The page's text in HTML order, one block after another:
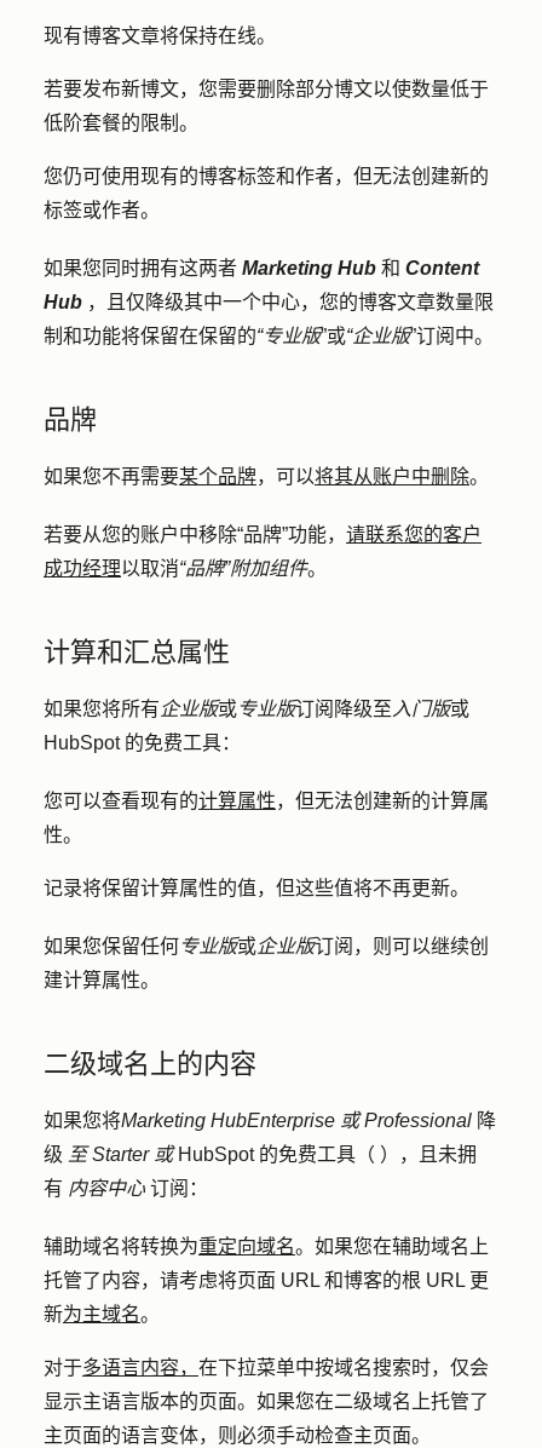
现有博客文章将保持在线。
若要发布新博文，您需要删除部分博文以使数量低于
低阶套餐的限制。
您仍可使用现有的博客标签和作者，但无法创建新的
标签或作者。
如果您同时拥有这两者 Marketing Hub 和 Content
Hub ，且仅降级其中一个中心，您的博客文章数量限
制和功能将保留在保留的“专业版”或“企业版”订阅中。
品牌
如果您不再需要某个品牌，可以将其从账户中删除。
若要从您的账户中移除“品牌”功能， 请联系您的客户
成功经理以取消“品牌”附加组件。
计算和汇总属性
如果您将所有企业版或专业版订阅降级至 入门版或
HubSpot 的免费工具：
您可以查看现有的计算属性，但无法创建新的计算属
性。
记录将保留计算属性的值，但这些值将不再更新。
如果您保留任何专业版或企业版订阅，则可以继续创
建计算属性。
二级域名上的内容
如果您将Marketing HubEnterprise 或Professional 降
级 至Starter 或 HubSpot 的免费工具（ ），且未拥
有 内容中心 订阅：
辅助域名将转换为重定向域名。如果您在辅助域名上
托管了内容，请考虑将页面 URL 和博客的根 URL 更
新为主域名。
对于多语言内容， 在下拉菜单中按域名搜索时，仅会
显示主语言版本的页面。如果您在二级域名上托管了
主页面的语言变体，则必须手动检查主页面。